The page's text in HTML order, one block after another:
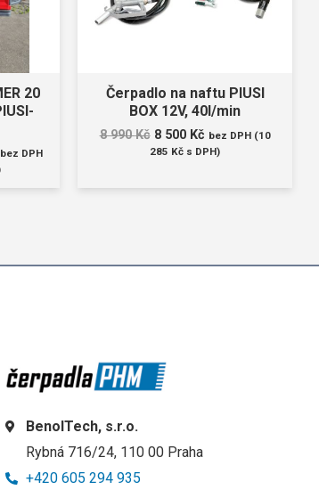
20
bez DPH
Čerpadlo na naftu PIUSI
BOX 12V, 40l/min
8 990Kč 8 500 Kč bez DPH (10
285 Kč s DPH)
BenolTech, s.r.o.
Rybná 716/24, 110 00 Praha
+420 605 294 935